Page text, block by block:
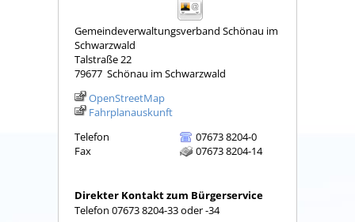
Gemeindeverwaltungsverband Schönau im
Schwarzwald
Talstraße 22
79677 Schönau im Schwarzwald
OpenStreetMap
Fahrplanauskunft
Telefon
07673 8204-0
Fax
07673 8204-14
Direkter Kontakt zum Bürgerservice
Telefon 07673 8204-33 oder -34